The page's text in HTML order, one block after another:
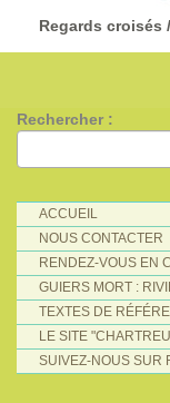
Regards croisés
Rechercher :
ACCUEIL
NOUS CONTACTER
RENDEZ-VOUS EN
GUIERS MORT :
TEXTES DE
LE SITE
SUIVEZ-NOUS SUR